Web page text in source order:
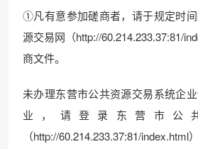
①凡有意参加磋商者，请于规定时
源交易网（http://60.214.233.37:81/
商文件。
未办理东营市公共资源交易系统企
业，请登录东营市公
（http://60.214.233.37:81/index.html